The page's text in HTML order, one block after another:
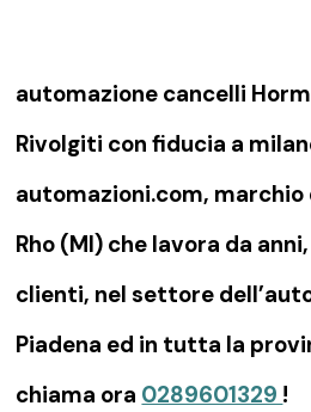
automazione cancelli
Rivolgiti con fiducia a
automazioni.com, marchio
Rho (MI) che lavora da
clienti, nel settore
Piadena ed in tutta la
chiama ora 0289601329 !